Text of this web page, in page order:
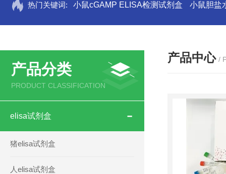
热门关键词: 小鼠cGAMP ELISA检测试剂盒 小鼠胆盐
产品分类
PRODUCT CLASSIFICATION
elisa试剂盒
猪elisa试剂盒
人elisa试剂盒
产品中心 /